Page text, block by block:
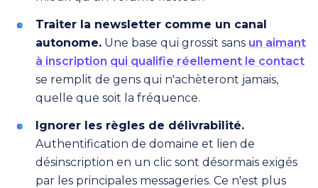
Traiter la newsletter comme un canal
autonome. Une base qui grossit sans un aimant
à inscription qui qualifie réellement le contact
se remplit de gens qui n'achèteront jamais,
quelle que soit la fréquence.
Ignorer les règles de délivrabilité.
Authentification de domaine et lien de
désinscription en un clic sont désormais exigés
par les principales messageries. Ce n'est plus